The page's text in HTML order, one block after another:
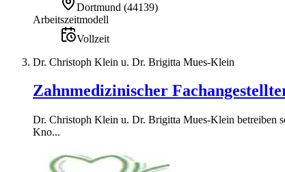
Dortmund (44139)
Arbeitszeitmodell
Vollzeit
Dr. Christoph Klein u. Dr. Brigitta Mues-Klein
Zahnmedizinischer
Dr. Christoph Klein u. Dr. Brigitta Mues-Klein betreiben
Kno...